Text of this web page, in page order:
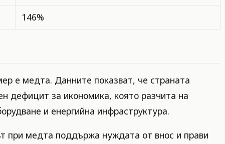
146%
е медта. Данните показват, че страната
дефицит за икономика, която разчита на
и енергийна инфраструктура.
при медта поддържа нуждата от внос и прави